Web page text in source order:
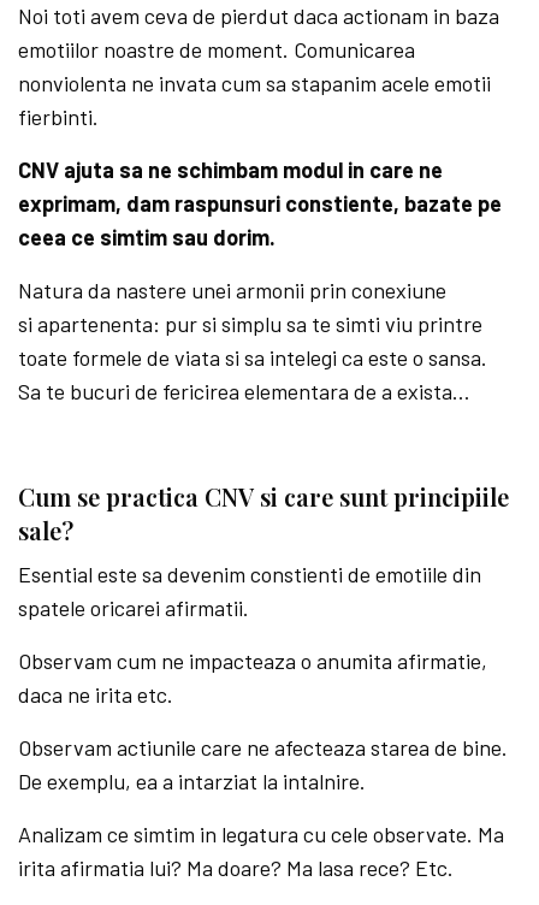
Noi toti avem ceva de pierdut daca actionam in baza
emotiilor noastre de moment. Comunicarea
nonviolenta ne invata cum sa stapanim acele emotii
fierbinti.
CNV ajuta sa ne schimbam modul in care ne
exprimam, dam raspunsuri constiente, bazate pe
ceea ce simtim sau dorim.
Natura da nastere unei armonii prin conexiune
si apartenenta: pur si simplu sa te simti viu printre
toate formele de viata si sa intelegi ca este o sansa.
Sa te bucuri de fericirea elementara de a exista…
Cum se practica CNV si care sunt principiile
sale?
Esential este sa devenim constienti de emotiile din
spatele oricarei afirmatii.
Observam cum ne impacteaza o anumita afirmatie,
daca ne irita etc.
Observam actiunile care ne afecteaza starea de bine.
De exemplu, ea a intarziat la intalnire.
Analizam ce simtim in legatura cu cele observate. Ma
irita afirmatia lui? Ma doare? Ma lasa rece? Etc.